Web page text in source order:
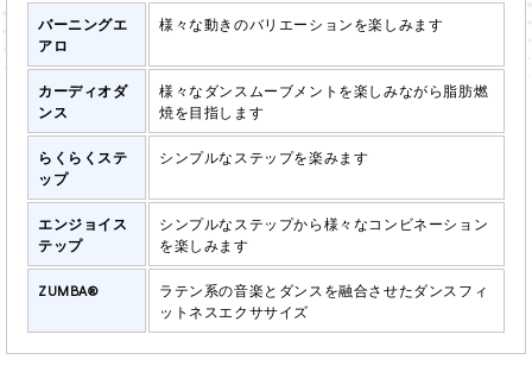
バーニングエ
アロ
様々な動きのバリエーションを楽しみます
カーディオダ
ンス
様々なダンスムーブメントを楽しみながら脂肪燃
焼を目指します
らくらくステ
ップ
シンプルなステップを楽みます
エンジョイス
テップ
シンプルなステップから様々なコンビネーション
を楽しみます
ZUMBA®
ラテン系の音楽とダンスを融合させたダンスフィ
ットネスエクササイズ